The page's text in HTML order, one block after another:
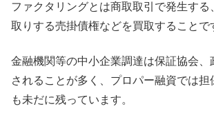
ファクタリングとは商取取引で発生する
取りする売掛債権などを買取することで
金融機関等の中小企業調達は保証協会、
されることが多く、プロパー融資では担
も未だに残っています。